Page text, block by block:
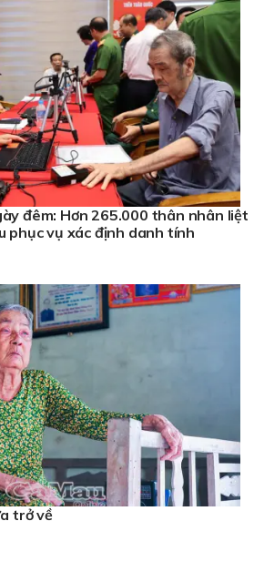
đêm: Hơn 265.000 thân nhân liệt
phục vụ xác định danh tính
trở về